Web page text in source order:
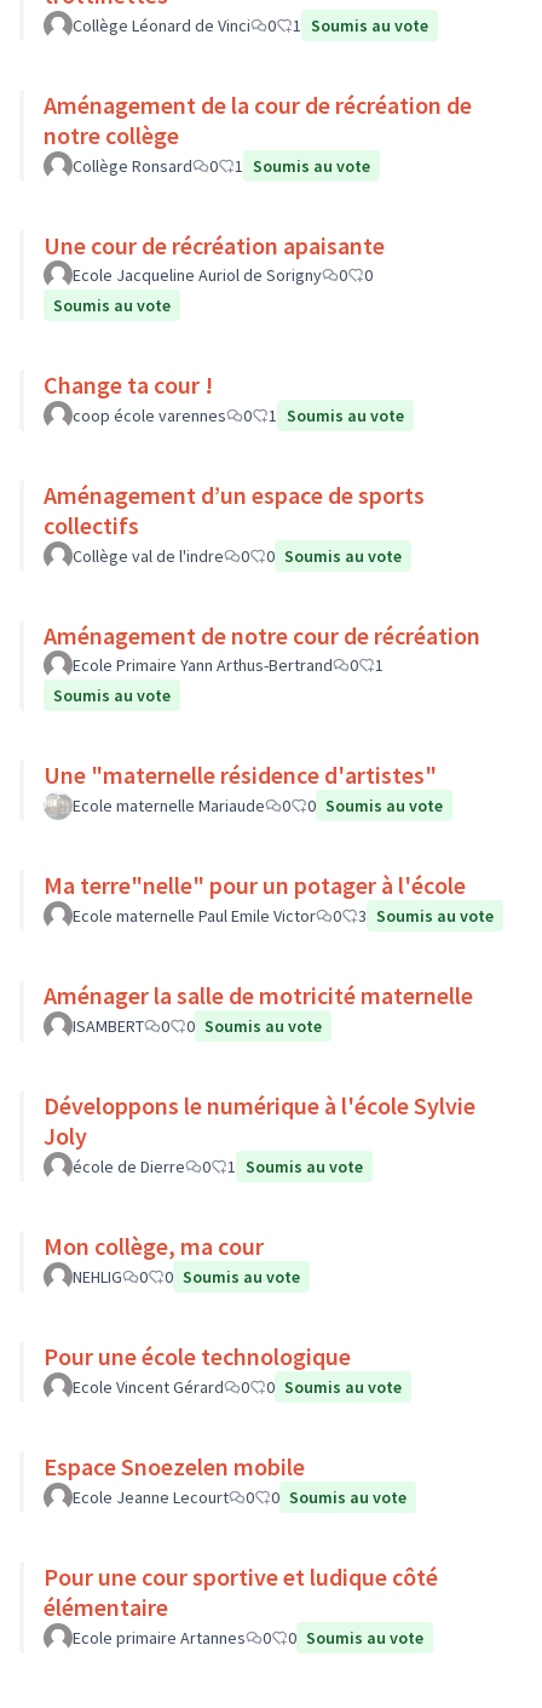
Collège Léonard de Vinci 0 1 Soumis au vote
Aménagement de la cour de récréation de
notre collège
Collège Ronsard 0 1 Soumis au vote
Une cour de récréation apaisante
Ecole Jacqueline Auriol de Sorigny 0
0
Soumis au vote
Change ta cour !
coop école varennes 0 1 Soumis au vote
Aménagement d’un espace de sports
collectifs
Collège val de l'indre 0 0 Soumis au vote
Aménagement de notre cour de récréation
Ecole Primaire Yann Arthus-Bertrand 0
1
Soumis au vote
Une "maternelle résidence d'artistes"
Ecole maternelle Mariaude 0 0 Soumis au vote
Ma terre"nelle" pour un potager à l'école
Ecole maternelle Paul Emile Victor 0 3 Soumis au vote
Aménager la salle de motricité maternelle
ISAMBERT 0 0 Soumis au vote
Développons le numérique à l'école Sylvie
Joly
école de Dierre 0 1 Soumis au vote
Mon collège, ma cour
NEHLIG 0 0 Soumis au vote
Pour une école technologique
Ecole Vincent Gérard 0 0 Soumis au vote
Espace Snoezelen mobile
Ecole Jeanne Lecourt 0 0 Soumis au vote
Pour une cour sportive et ludique côté
élémentaire
Ecole primaire Artannes 0 0 Soumis au vote